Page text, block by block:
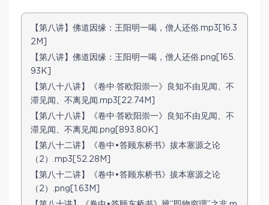
【第八讲】佛道因缘：王阳明一喝，僧人还俗.mp3[16.3
2M]
【第八讲】佛道因缘：王阳明一喝，僧人还俗.png[165.
93K]
【第八十八讲】《卷中·答欧阳崇一》良知不由见闻、不
滞见闻、不离见闻.mp3[22.74M]
【第八十八讲】《卷中·答欧阳崇一》良知不由见闻、不
滞见闻、不离见闻.png[893.80K]
【第八十二讲】《卷中•答顾东桥书》拔本塞源之论
（2）.mp3[52.28M]
【第八十二讲】《卷中•答顾东桥书》拔本塞源之论
（2）.png[1.63M]